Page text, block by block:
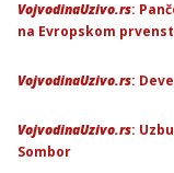
VojvodinaUzivo.rs:
na Evropskom
VojvodinaUzivo.rs:
VojvodinaUzivo.rs:
Sombor